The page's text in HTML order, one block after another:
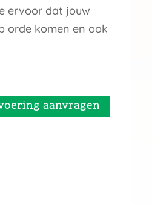
ervoor dat jouw
orde komen en ook
aanvragen